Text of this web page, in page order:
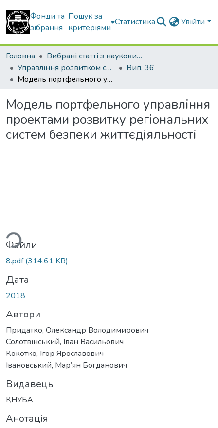
Фонди та
зібрання
Пошук за
критеріями
Статистика Увійти
Головна
Вибрані статті з наукових збірників КНУБА
Управління розвитком складних систем
Вип. 36
Модель портфельного управління проектами розвитку регіональних систем безпеки життєдіяльності
Модель портфельного управління
проектами розвитку регіональних
систем безпеки життєдіяльності
Файли
8.pdf(314,61 KB)
Дата
2018
Автори
Придатко, Олександр Володимирович
Солотвінський, Іван Васильович
Кокотко, Ігор Ярославович
Івановський, Мар’ян Богданович
Видавець
КНУБА
Анотація